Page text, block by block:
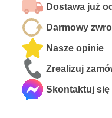
Dostawa już
Darmowy
Nasze opinie
Zrealizuj
Skontaktuj się